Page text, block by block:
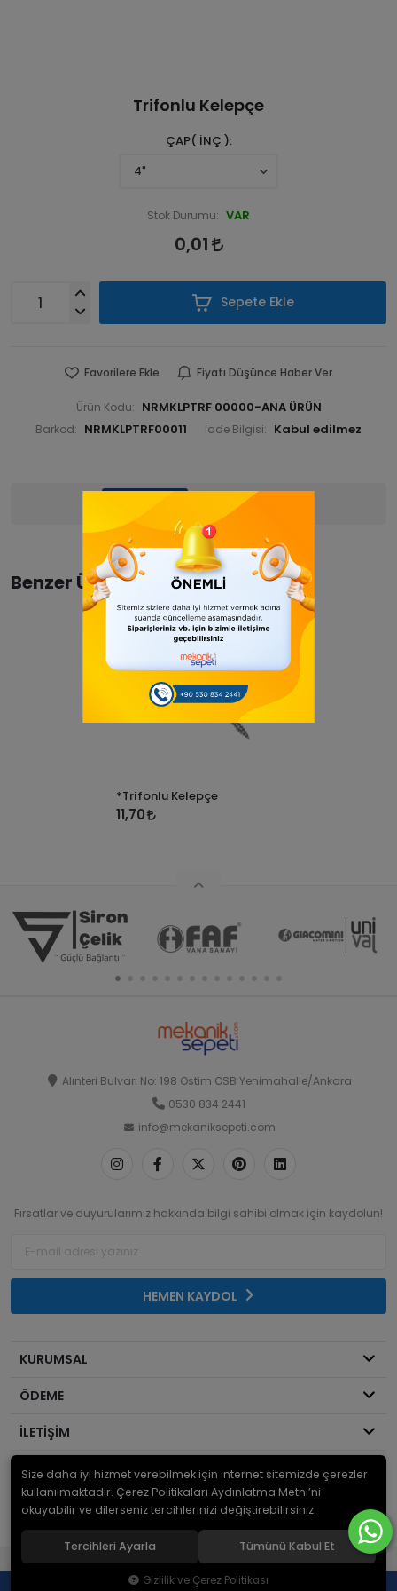
Trifonlu Kelepçe
ÇAP( İNÇ )
Stok Durumu: VAR
0,01
Sepete Ekle
Favorilere Ekle Fiyatı Düşünce Haber Ver
Ürün Kodu: NRMKLPTRF 00000-ANA ÜRÜN
Barkod: NRMKLPTRF00011 İade Bilgisi:
Yorumlar
Benzer Ürünler
*Trifonlu Kelepçe
11,70
Alınteri Bulvarı No: 198 Ostim OSB Yenimahalle/Ankara
0530 834 2441
info@mekaniksepeti.com
Fırsatlar ve duyurularımız hakkında bilgi sahibi olmak için kaydolun!
HEMEN KAYDOL
KURUMSAL
ÖDEME
İLETİŞİM
© 2026Mekanik Sepeti. Bir Serdaroğlu A.Ş markasıdır ve tüm hakları
saklıdır.
Yeni Nesil E-Ticaret Sistemleri ile Hazırlanmıştır.
Size daha iyi hizmet verebilmek için internet sitemizde çerezler
kullanılmaktadır. Çerez Politikaları Aydınlatma Metni’ni
okuyabilir ve dilerseniz tercihlerinizi değiştirebilirsiniz.
Tercihleri Ayarla Tümünü Kabul Et
Gizlilik ve Çerez Politikası